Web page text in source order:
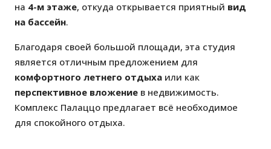
на 4-м этаже, откуда открывается приятный вид
на бассейн.
Благодаря своей большой площади, эта студия
является отличным предложением для
комфортного летнего отдыха или как
перспективное вложение в недвижимость.
Комплекс Палаццо предлагает всё необходимое
для спокойного отдыха.